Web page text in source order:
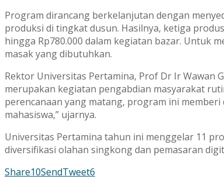
Program dirancang berkelanjutan dengan
produksi di tingkat dusun. Hasilnya, ketiga
hingga Rp780.000 dalam kegiatan bazar. Untuk
masak yang dibutuhkan.
Rektor Universitas Pertamina, Prof Dr Ir Wawan
merupakan kegiatan pengabdian masyarakat
perencanaan yang matang, program ini
mahasiswa,” ujarnya.
Universitas Pertamina tahun ini menggelar 11
diversifikasi olahan singkong dan pemasaran
Share10SendTweet6